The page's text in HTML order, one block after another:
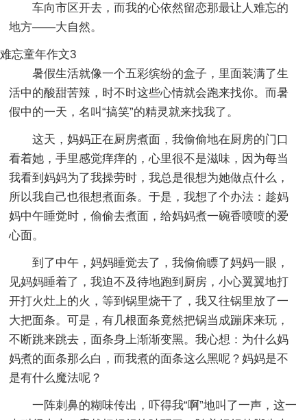
车向市区开去，而我的心依然留恋那最让人难忘的
地方——大自然。
难忘童年作文3
暑假生活就像一个五彩缤纷的盒子，里面装满了生
活中的酸甜苦辣，时不时这些心情就会跑来找你。而暑
假中的一天，名叫“搞笑”的精灵就来找我了。
这天，妈妈正在厨房煮面，我偷偷地在厨房的门口
看着她，手里感觉痒痒的，心里很不是滋味，因为每当
我看到妈妈为了我操劳时，我总是很想为她做点什么，
所以我自己也很想煮面条。于是，我想了个办法：趁妈
妈中午睡觉时，偷偷去煮面，给妈妈煮一碗香喷喷的爱
心面。
到了中午，妈妈睡觉去了，我偷偷瞟了妈妈一眼，
见妈妈睡着了，我迫不及待地跑到厨房，小心翼翼地打
开打火灶上的火，等到锅里烧干了，我又往锅里放了一
大把面条。可是，有几根面条竟然把锅当成蹦床来玩，
不断跳来跳去，面条身上渐渐变黑。我心想：为什么妈
妈煮的面条那么白，而我煮的面条这么黑呢？妈妈是不
是有什么魔法呢？
一阵刺鼻的糊味传出，吓得我“啊”地叫了一声，这一